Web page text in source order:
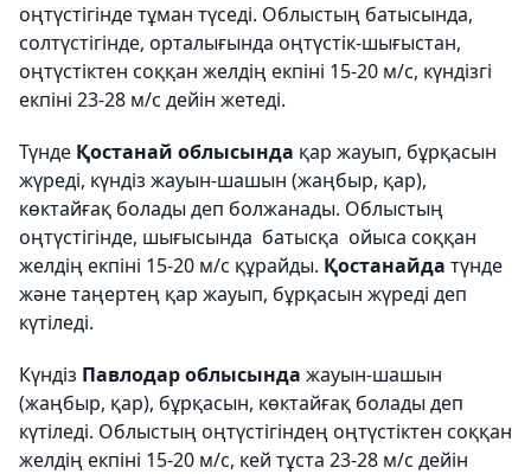
оңтүстігінде тұман түседі. Облыстың батысында,
солтүстігінде, орталығында оңтүстік-шығыстан,
оңтүстіктен соққан желдің екпіні 15-20 м/с, күндізгі
екпіні 23-28 м/с дейін жетеді.
Түнде Қостанай облысында қар жауып, бұрқасын
жүреді, күндіз жауын-шашын (жаңбыр, қар),
көктайғақ болады деп болжанады. Облыстың
оңтүстігінде, шығысында батысқа ойыса соққан
желдің екпіні 15-20 м/с құрайды. Қостанайда түнде
және таңертең қар жауып, бұрқасын жүреді деп
күтіледі.
Күндіз Павлодар облысында жауын-шашын
(жаңбыр, қар), бұрқасын, көктайғақ болады деп
күтіледі. Облыстың оңтүстігіндең оңтүстіктен соққан
желдің екпіні 15-20 м/с, кей тұста 23-28 м/с дейін